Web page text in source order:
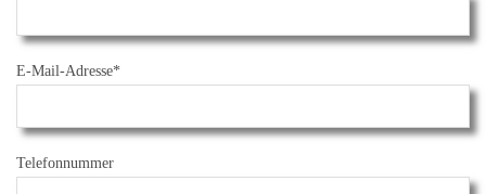
E-Mail-Adresse*
Telefonnummer